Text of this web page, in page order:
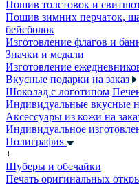
Пошив толстовок и
Пошив зимних перчаток,
бейсболок
Изготовление флагов и
Значки и медали
Изготовление
Вкусные подарки на заказ
Шоколад с логотипом
Индивидуальные вкусные
Аксессуары из кожи на
Индивидуальное
Полиграфия
+
Шуберы и обечайки
Печать оригинальных